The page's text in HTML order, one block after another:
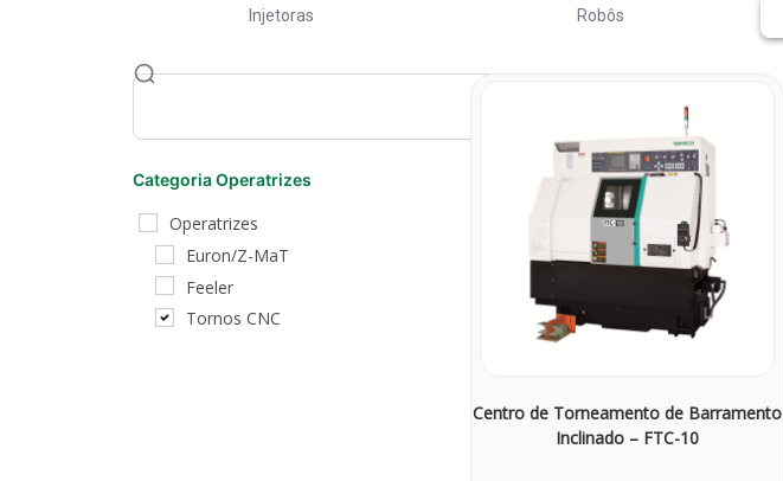
Injetoras Robôs
Categoria Operatrizes
Operatrizes
Euron/Z-MaT
Feeler
Tornos CNC
Centro de Torneamento de Barramento
Inclinado – FTC-10